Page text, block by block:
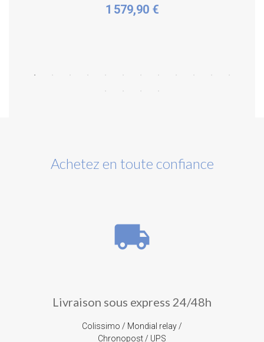
1 579,90 €
Achetez en toute confiance
local_shipping
Livraison sous express 24/48h
Colissimo / Mondial relay /
Chronopost / UPS